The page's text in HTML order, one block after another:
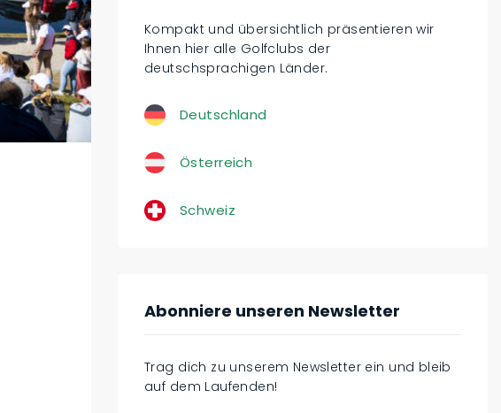
Kompakt und übersichtlich präsentieren wir
Ihnen hier alle Golfclubs der
deutschsprachigen Länder.
Deutschland
Österreich
Schweiz
Abonniere unseren Newsletter
Trag dich zu unserem Newsletter ein und bleib
auf dem Laufenden!